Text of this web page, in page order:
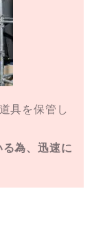
具を保管し
為、迅速に